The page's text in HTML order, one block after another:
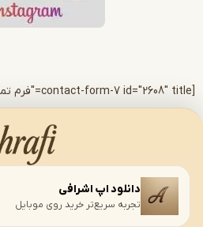
دانلود اپ اشرافی
تجربه سریع‌تر خرید روی موبایل
هوش مصنوعی